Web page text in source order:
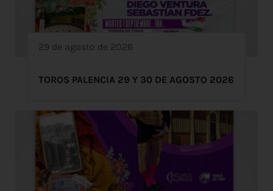
29 de agosto de 2026
TOROS PALENCIA 29 Y 30 DE AGOSTO 2026